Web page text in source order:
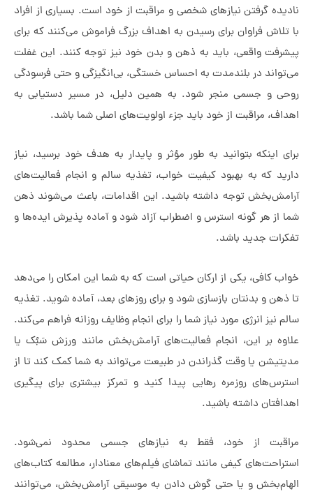
گرفتن نیازهای شخصی و مراقبت از خود است. بسیاری از افراد
فراوان برای رسیدن به اهداف بزرگ فراموش می‌کنند که برای
واقعی، باید به ذهن و بدن خود نیز توجه کنند. این غفلت
در بلندمدت به احساس خستگی، بی‌انگیزگی و حتی فرسودگی
و جسمی منجر شود. به همین دلیل، در مسیر دستیابی به
مراقبت از خود باید جزء اولویت‌های اصلی شما باشد.
بتوانید به طور مؤثر و پایدار به هدف خود برسید، نیاز
که به بهبود کیفیت خواب، تغذیه سالم و انجام فعالیت‌های
توجه داشته باشید. این اقدامات، باعث می‌شوند ذهن
هر گونه استرس و اضطراب آزاد شود و آماده پذیرش ایده‌ها و
جدید باشد.
یکی از ارکان حیاتی است که به شما این امکان را می‌دهد
و بدنتان بازسازی شود و برای روزهای بعد، آماده شوید. تغذیه
انرژی مورد نیاز شما را برای انجام وظایف روزانه فراهم می‌کند.
بر این، انجام فعالیت‌های آرامش‌بخش مانند ورزش سَبُک یا
یا وقت گذراندن در طبیعت می‌تواند به شما کمک کند تا از
روزمره رهایی پیدا کنید و تمرکز بیشتری برای پیگیری
داشته باشید.
از خود، فقط به نیازهای جسمی محدود نمی‌شود.
کیفی مانند تماشای فیلم‌های معنادار، مطالعه کتاب‌های
و یا حتی گوش دادن به موسیقی آرامش‌بخش، می‌توانند